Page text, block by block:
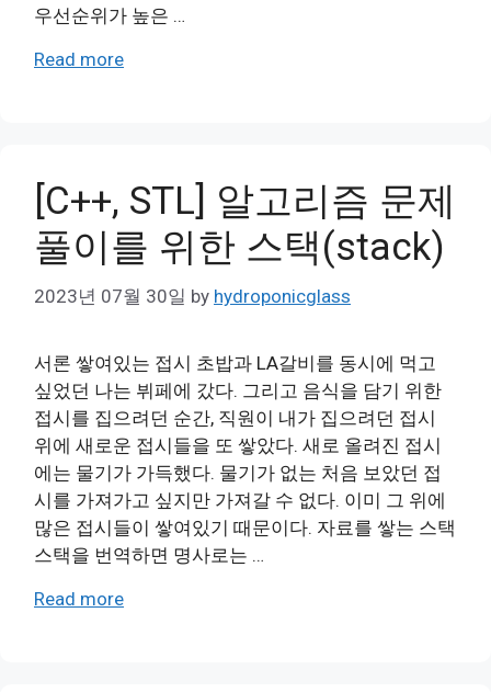
우선순위가 높은 …
Read more
[C++, STL] 알고리즘 문제
풀이를 위한 스택(stack)
2023년 07월 30일 by hydroponicglass
서론 쌓여있는 접시 초밥과 LA갈비를 동시에 먹고
싶었던 나는 뷔페에 갔다. 그리고 음식을 담기 위한
접시를 집으려던 순간, 직원이 내가 집으려던 접시
위에 새로운 접시들을 또 쌓았다. 새로 올려진 접시
에는 물기가 가득했다. 물기가 없는 처음 보았던 접
시를 가져가고 싶지만 가져갈 수 없다. 이미 그 위에
많은 접시들이 쌓여있기 때문이다. 자료를 쌓는 스택
스택을 번역하면 명사로는 …
Read more